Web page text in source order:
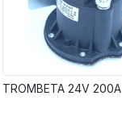
TROMBETA 24V 200A